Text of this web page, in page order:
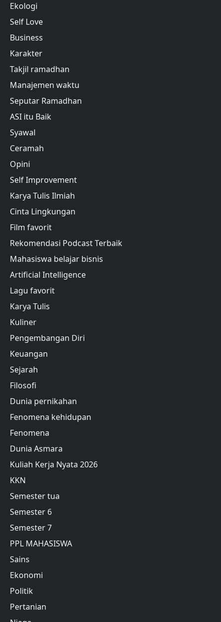
Ekologi
Self Love
Business
Karakter
Takjil ramadhan
Manajemen waktu
Seputar Ramadhan
ASI itu Baik
Syawal
Ceramah
Opini
Self Improvement
Karya Tulis Ilmiah
Cinta Lingkungan
Film favorit
Rekomendasi Podcast Terbaik
Mahasiswa belajar bisnis
Artificial Intelligence
Lagu favorit
Karya Tulis
Kuliner
Pengembangan Diri
Keuangan
Sejarah
Filosofi
Dunia pernikahan
Fenomena kehidupan
Fenomena
Dunia Asmara
Kuliah Kerja Nyata 2026
KKN
Semester tua
Semester 6
Semester 7
PPL MAHASISWA
Sains
Ekonomi
Politik
Pertanian